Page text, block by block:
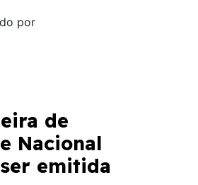
por
de
Nacional
emitida